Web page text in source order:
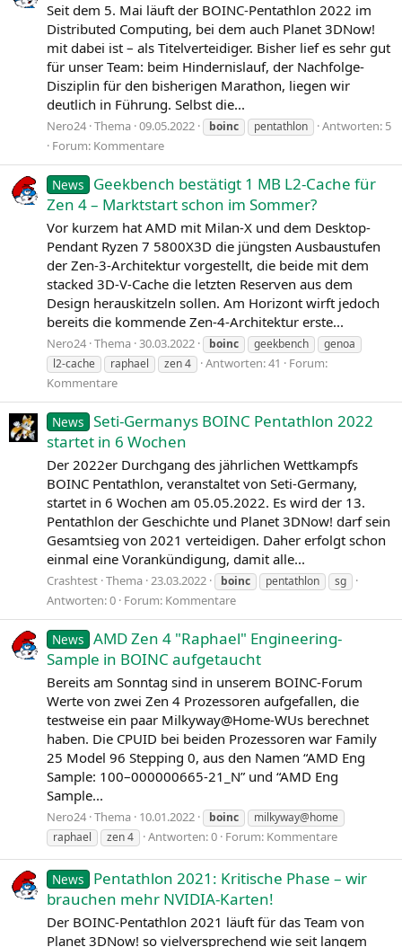
Seit dem 5. Mai läuft der BOINC-Pentathlon 2022 im
Distributed Computing, bei dem auch Planet 3DNow!
mit dabei ist – als Titelverteidiger. Bisher lief es sehr gut
für unser Team: beim Hindernislauf, der Nachfolge-
Disziplin für den bisherigen Marathon, liegen wir
deutlich in Führung. Selbst die...
Nero24 Thema 09.05.2022 boinc pentathlon
Antworten: 5
Forum: Kommentare
News
Geekbench bestätigt 1 MB L2-Cache für
Zen 4 – Marktstart schon im Sommer?
Vor kurzem hat AMD mit Milan‑X und dem Desktop-
Pendant Ryzen 7 5800X3D die jüngsten Ausbaustufen
der Zen-3-Architektur vorgestellt, die beide mit dem
stacked 3D-V-Cache die letzten Reserven aus dem
Design herauskitzeln sollen. Am Horizont wirft jedoch
bereits die kommende Zen-4-Architektur erste...
Nero24 Thema 30.03.2022 boinc geekbench
genoa
l2-cache
raphael zen 4 Antworten: 41
Forum:
Kommentare
News Seti-Germanys BOINC Pentathlon 2022
startet in 6 Wochen
Der 2022er Durchgang des jährlichen Wettkampfs
BOINC Pentathlon, veranstaltet von Seti-Germany,
startet in 6 Wochen am 05.05.2022. Es wird der 13.
Pentathlon der Geschichte und Planet 3DNow! darf sein
Gesamtsieg von 2021 verteidigen. Daher erfolgt schon
einmal eine Vorankündigung, damit alle...
Crashtest Thema 23.03.2022 boinc pentathlon sg
Antworten: 0 Forum: Kommentare
News AMD Zen 4 "Raphael" Engineering-
Sample in BOINC aufgetaucht
Bereits am Sonntag sind in unserem BOINC-Forum
Werte von zwei Zen 4 Prozessoren aufgefallen, die
testweise ein paar Milkyway@Home-WUs berechnet
haben. Die CPUID bei beiden Prozessoren war Family
25 Model 96 Stepping 0, aus den Namen “AMD Eng
Sample: 100–000000665-21_N” und “AMD Eng
Sample...
Nero24 Thema 10.01.2022 boinc
milkyway@home
raphael
zen 4 Antworten: 0 Forum: Kommentare
News
Pentathlon 2021: Kritische Phase – wir
brauchen mehr NVIDIA-Karten!
Der BOINC-Pentathlon 2021 läuft für das Team von
Planet 3DNow! so vielversprechend wie seit langem